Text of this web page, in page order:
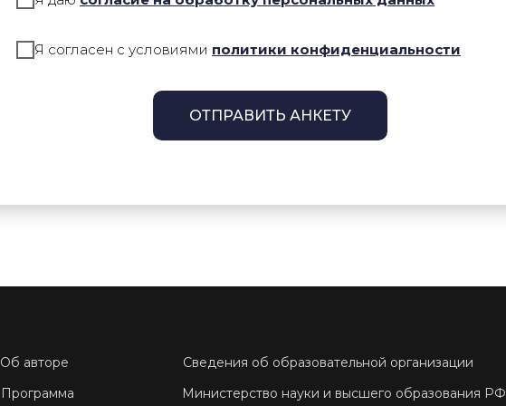
Я согласен с условиями политики конфиденциальности
ОТПРАВИТЬ АНКЕТУ
Об авторе
Программа
Сведения об образовательной организации
Министерство науки и высшего образования РФ